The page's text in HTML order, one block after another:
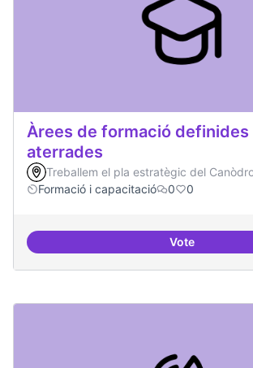
Àrees de formació definides
aterrades
Treballem el pla estratègic del
Formació i capacitació
0 0
VoteÀrees de